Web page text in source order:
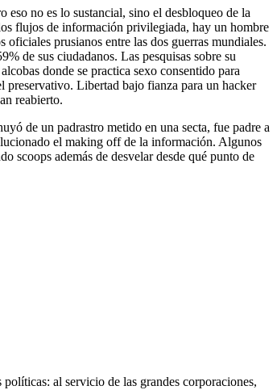
eso no es lo sustancial, sino el desbloqueo de la
flujos de información privilegiada, hay un hombre
oficiales prusianos entre las dos guerras mundiales.
de sus ciudadanos. Las pesquisas sobre su
donde se practica sexo consentido para
preservativo. Libertad bajo fianza para un hacker
reabierto.
de un padrastro metido en una secta, fue padre a
el making off de la información. Algunos
scoops además de desvelar desde qué punto de
al servicio de las grandes corporaciones,